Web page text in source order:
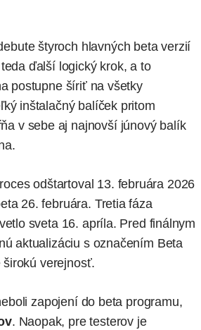
štyroch hlavných beta verzií
ďalší logický krok, a to
postupne šíriť na všetky
inštalačný balíček pritom
v sebe aj najnovší júnový balík
odštartoval 13. februára 2026
26. februára. Tretia fáza
sveta 16. apríla. Pred finálnym
aktualizáciu s označením Beta
verejnosť.
zapojení do beta programu,
. Naopak, pre testerov je